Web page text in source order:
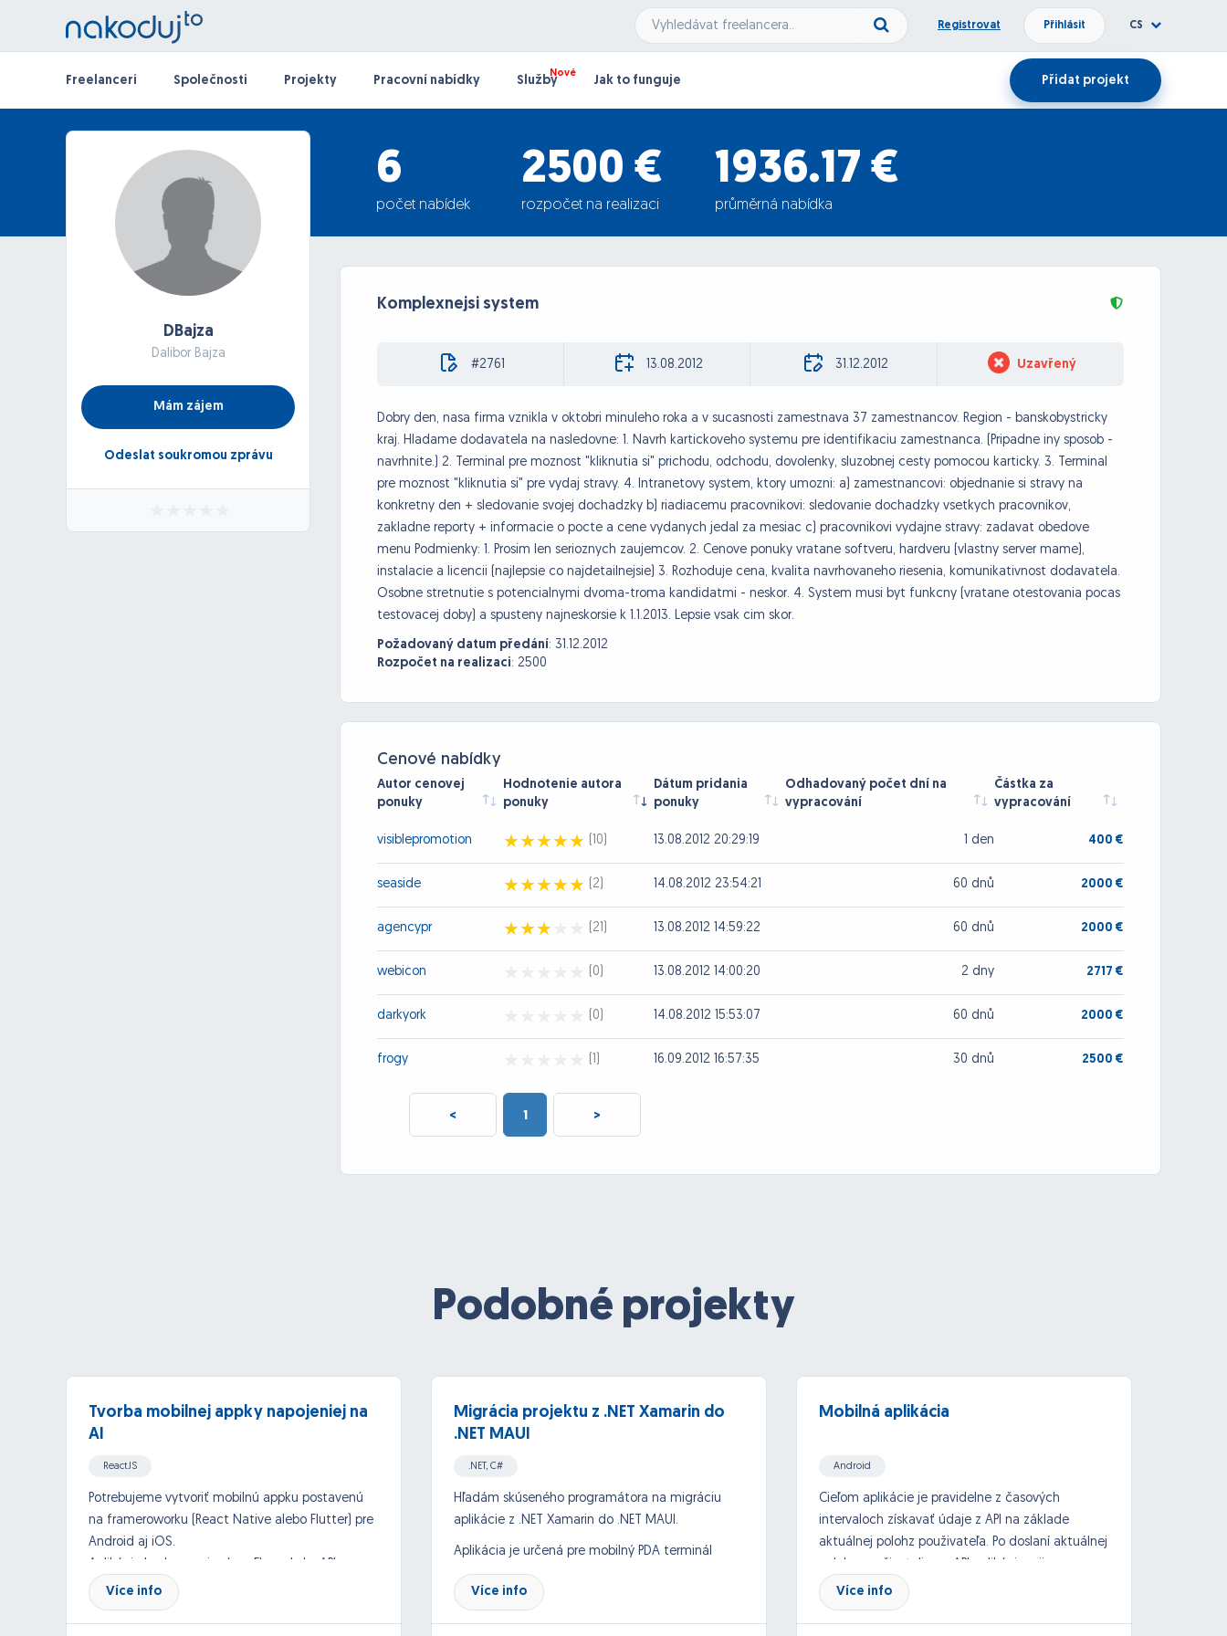
Registrovat Přihlásit CS
Freelanceri Společnosti Projekty Pracovní nabídky Služby Jak to funguje Přidat projekt
6
počet nabídek
2500 €
rozpočet na realizaci
1936.17 €
průměrná nabídka
DBajza
Dalibor Bajza
Mám zájem
Odeslat soukromou zprávu
Komplexnejsi system
#2761 13.08.2012 31.12.2012 Uzavřený
Dobry den, nasa firma vznikla v oktobri minuleho roka a v sucasnosti zamestnava 37 zamestnancov. Region - banskobystricky
kraj. Hladame dodavatela na nasledovne: 1. Navrh kartickoveho systemu pre identifikaciu zamestnanca. (Pripadne iny sposob -
navrhnite.) 2. Terminal pre moznost "kliknutia si" prichodu, odchodu, dovolenky, sluzobnej cesty pomocou karticky. 3. Terminal
pre moznost "kliknutia si" pre vydaj stravy. 4. Intranetovy system, ktory umozni: a) zamestnancovi: objednanie si stravy na
konkretny den + sledovanie svojej dochadzky b) riadiacemu pracovnikovi: sledovanie dochadzky vsetkych pracovnikov,
zakladne reporty + informacie o pocte a cene vydanych jedal za mesiac c) pracovnikovi vydajne stravy: zadavat obedove
menu Podmienky: 1. Prosim len serioznych zaujemcov. 2. Cenove ponuky vratane softveru, hardveru (vlastny server mame),
instalacie a licencii (najlepsie co najdetailnejsie) 3. Rozhoduje cena, kvalita navrhovaneho riesenia, komunikativnost dodavatela.
Osobne stretnutie s potencialnymi dvoma-troma kandidatmi - neskor. 4. System musi byt funkcny (vratane otestovania pocas
testovacej doby) a spusteny najneskorsie k 1.1.2013. Lepsie vsak cim skor.
Požadovaný datum předání: 31.12.2012
Rozpočet na realizaci: 2500
Cenové nabídky
Autor cenovej
ponuky
Hodnotenie autora
ponuky
Dátum pridania
ponuky
Odhadovaný počet dní na
vypracování
Částka za
vypracování
visiblepromotion (10) 13.08.2012 20:29:19 1 den 400 €
seaside (2) 14.08.2012 23:54:21 60 dnů 2000 €
agencypr (21) 13.08.2012 14:59:22 60 dnů 2000 €
webicon (0) 13.08.2012 14:00:20 2 dny 2717 €
darkyork (0) 14.08.2012 15:53:07 60 dnů 2000 €
frogy (1) 16.09.2012 16:57:35 30 dnů 2500 €
< 1 >
Podobné projekty
Tvorba mobilnej appky napojeniej na
AI
ReactJS
iOs aps (Xcode/Objective C/Swift/Cocoa)
Android API, Google API and others
Potrebujeme vytvoriť mobilnú appku postavenú
na frameroworku (React Native alebo Flutter) pre
Android aj iOS.
Azure API - OpenAI.
Databáza: NoSQL databáza
Více info
Migrácia projektu z .NET Xamarin do
.NET MAUI
.NET, C#
Hľadám skúseného programátora na migráciu
aplikácie z .NET Xamarin do .NET MAUI.
Aplikácia je určená pre mobilný PDA terminál
Zebra so systémom Android.
Komunikácia je cez webservice (SOAP)
Více info
Mobilná aplikácia
Android
iOs aps (Xcode/Objective C/Swift/Cocoa)
ReactJS API, Google API and others
Cieľom aplikácie je pravidelne z časových
intervaloch získavať údaje z API na základe
aktuálnej polohz použivateľa. Po doslaní aktuálnej
informácie, ktoré následne zobrazí na detailnej
podstránke. Pre viac informácií prosim
Více info